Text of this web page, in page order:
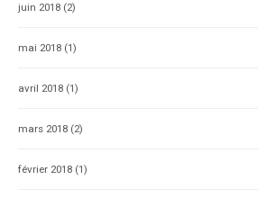
juin 2018 (2)
mai 2018 (1)
avril 2018 (1)
mars 2018 (2)
février 2018 (1)